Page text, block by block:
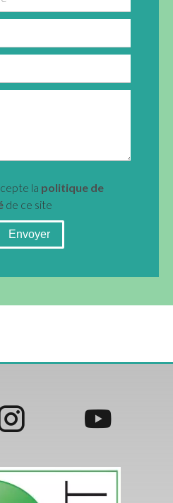
la politique de
de ce site
Envoyer